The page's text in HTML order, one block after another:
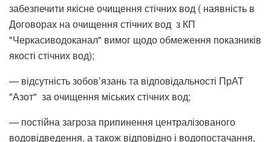
забезпечити якісне очищення стічних вод ( наявність в
Договорах на очищення стічних вод з КП
"Черкасиводоканал" вимог щодо обмеження показників
якості стічних вод);
— відсутність зобов’язань та відповідальності ПрАТ
"Азот" за очищення міських стічних вод;
— постійна загроза припинення централізованого
водовідведення, а також відповідно і водопостачання,